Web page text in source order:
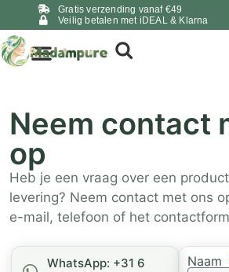
Gratis verzending vanaf €49
Veilig betalen met iDEAL & Klarna
Neem contact
op
Heb je een vraag over een
levering? Neem contact met ons
e-mail, telefoon of het
WhatsApp: +31 6
Naam